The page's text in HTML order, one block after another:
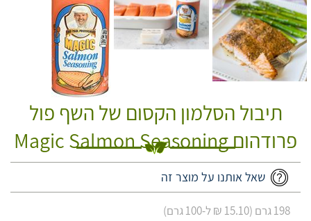
תיבול הסלמון הקסום של השף פול
פרודהום Magic Salmon Seasoning
שאל אותנו על מוצר זה
198 גרם (15.10 ₪ ל-100 גרם)